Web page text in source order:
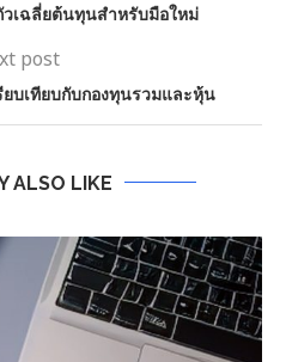
วเฉลี่ยต้นทุนสำหรับมือใหม่
post
ยบเทียบกับกองทุนรวมและหุ้น
ALSO LIKE